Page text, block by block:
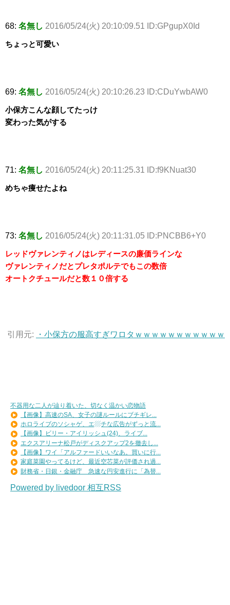
68: 名無し 2016/05/24(火) 20:10:09.51 ID:GPgupX0Id
ちょっと可愛い
69: 名無し 2016/05/24(火) 20:10:26.23 ID:CDuYwbAW0
小保方こんな顔してたっけ
変わった気がする
71: 名無し 2016/05/24(火) 20:11:25.31 ID:f9KNuat30
めちゃ痩せたよね
73: 名無し 2016/05/24(火) 20:11:31.05 ID:PNCBB6+Y0
レッドヴァレンティノはレディースの廉価ラインな
ヴァレンティノだとプレタポルテでもこの数倍
オートクチュールだと数１０倍する
引用元: ・小保方の服高すぎワロタｗｗｗｗｗｗｗｗｗｗｗ
不器用な二人が辿り着いた、切なく温かい恋物語
【画像】高速のSA、女子の謎ルールにブチギレ...
ホロライブのソシャゲ、エ▨チな広告がずっと流...
【画像】ビリー・アイリッシュ(24)、ライブ...
エクスアリーナ松戸がディスクアップ2を撤去し...
【画像】ワイ「アルファードいいなあ。買いに行...
家庭菜園やってるけど、最近空芯菜が評価され過...
財務省・日銀・金融庁 急速な円安進行に「為替...
Powered by livedoor 相互RSS